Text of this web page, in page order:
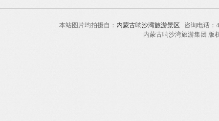
本站图片均拍摄自： 内蒙古响沙湾旅游景区 咨询电话
内蒙古响沙湾旅游集团